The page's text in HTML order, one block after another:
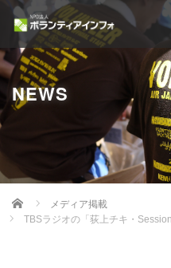
NEWS
Home
メディア掲載
TBSラジオの「荻上チキ・